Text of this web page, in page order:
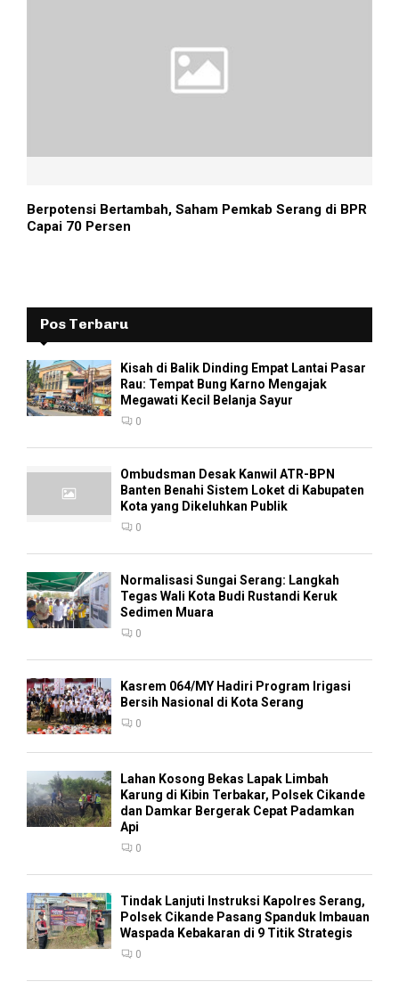
Berpotensi Bertambah, Saham Pemkab Serang di BPR
Capai 70 Persen
Pos Terbaru
Kisah di Balik Dinding Empat Lantai Pasar
Rau: Tempat Bung Karno Mengajak
Megawati Kecil Belanja Sayur
0
Ombudsman Desak Kanwil ATR-BPN
Banten Benahi Sistem Loket di Kabupaten
Kota yang Dikeluhkan Publik
0
Normalisasi Sungai Serang: Langkah
Tegas Wali Kota Budi Rustandi Keruk
Sedimen Muara
0
Kasrem 064/MY Hadiri Program Irigasi
Bersih Nasional di Kota Serang
0
Lahan Kosong Bekas Lapak Limbah
Karung di Kibin Terbakar, Polsek Cikande
dan Damkar Bergerak Cepat Padamkan
Api
0
Tindak Lanjuti Instruksi Kapolres Serang,
Polsek Cikande Pasang Spanduk Imbauan
Waspada Kebakaran di 9 Titik Strategis
0